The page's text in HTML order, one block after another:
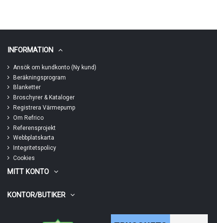
INFORMATION
Ansök om kundkonto (Ny kund)
Beräkningsprogram
Blanketter
Broschyrer & Kataloger
Registrera Värmepump
Om Refrico
Referensprojekt
Webbplatskarta
Integritetspolicy
Cookies
MITT KONTO
KONTOR/BUTIKER